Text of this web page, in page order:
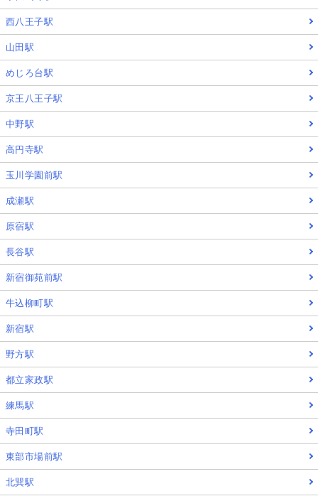
西八王子駅
山田駅
めじろ台駅
京王八王子駅
中野駅
高円寺駅
玉川学園前駅
成瀬駅
原宿駅
長谷駅
新宿御苑前駅
牛込柳町駅
新宿駅
野方駅
都立家政駅
練馬駅
寺田町駅
東部市場前駅
北巽駅